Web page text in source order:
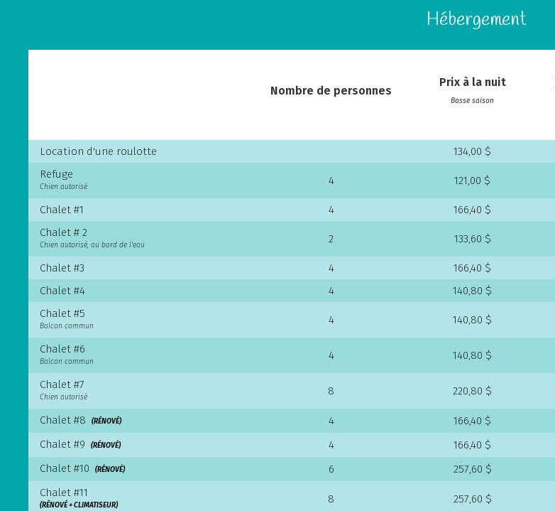
Hébergement
Nombre de personnes
Prix à la nuit
Basse saison
Location d'une roulotte 134,00 $
Refuge
Chien autorisé 4 121,00 $
Chalet #1 4 166,40 $
Chalet # 2
Chien autorisé, au bord de l'eau 2 133,60 $
Chalet #3 4 166,40 $
Chalet #4
4 140,80 $
Chalet #5
Balcon commun 4 140,80 $
Chalet #6
Balcon commun 4 140,80 $
Chalet #7
Chien autorisé 8 220,80 $
Chalet #8 (RÉNOVÉ) 4 166,40 $
Chalet #9
(RÉNOVÉ) 4 166,40 $
Chalet #10
(RÉNOVÉ) 6 257,60 $
Chalet #11
(RÉNOVÉ + CLIMATISEUR) 8 257,60 $